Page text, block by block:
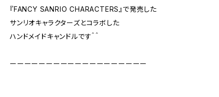
『FANCY SANRIO CHARACTERS』で発売した
サンリオキャラクターズとコラボした
ハンドメイドキャンドルです＾＾
ーーーーーーーーーーーーーーーーーーー